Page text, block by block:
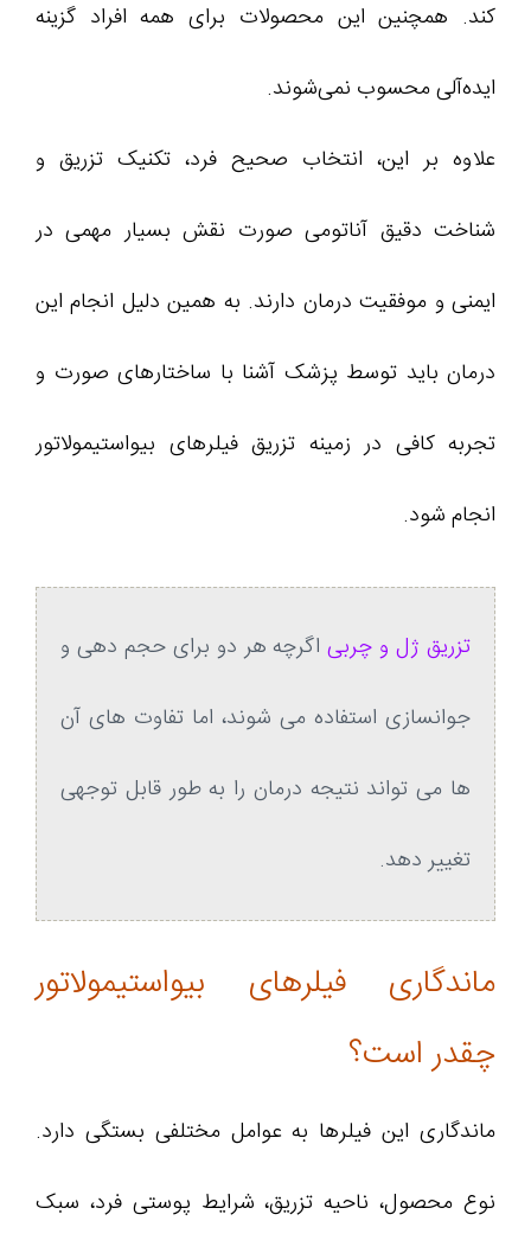
کند. همچنین این محصولات برای همه افراد گزینه
ایده‌آلی محسوب نمی‌شوند.
علاوه بر این، انتخاب صحیح فرد، تکنیک تزریق و
شناخت دقیق آناتومی صورت نقش بسیار مهمی در
ایمنی و موفقیت درمان دارند. به همین دلیل انجام این
درمان باید توسط پزشک آشنا با ساختارهای صورت و
تجربه کافی در زمینه تزریق فیلرهای بیواستیمولاتور
انجام شود.
تزریق ژل و چربیاگرچه هر دو برای حجم‌ دهی و
جوانسازی استفاده می‌ شوند، اما تفاوت‌ های آن‌
ها می‌ تواند نتیجه درمان را به‌ طور قابل‌ توجهی
تغییر دهد.
ماندگاری فیلرهای بیواستیمولاتور
چقدر است؟
ماندگاری این فیلرها به عوامل مختلفی بستگی دارد.
نوع محصول، ناحیه تزریق، شرایط پوستی فرد، سبک